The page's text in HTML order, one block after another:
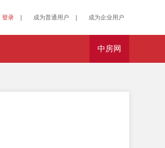
登录 成为普通用户 成为企业用户
中房网